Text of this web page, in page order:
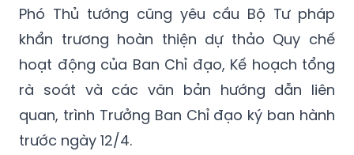
Phó Thủ tướng cũng yêu cầu Bộ Tư pháp
khẩn trương hoàn thiện dự thảo Quy chế
hoạt động của Ban Chỉ đạo, Kế hoạch tổng
rà soát và các văn bản hướng dẫn liên
quan, trình Trưởng Ban Chỉ đạo ký ban hành
trước ngày 12/4.